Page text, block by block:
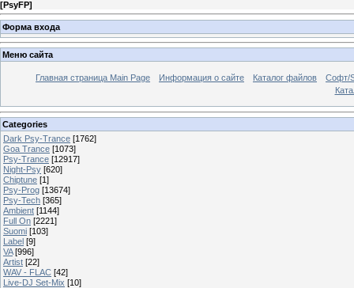
[PsyFP]
Форма входа
Меню сайта
Главная страница Main Page Информация о сайте Каталог файлов
Софт/
Categories
Dark Psy-Trance [1762]
Goa Trance [1073]
Psy-Trance [12917]
Night-Psy [620]
Chiptune [1]
Psy-Prog [13674]
Psy-Tech [365]
Ambient [1144]
Full On [2221]
Suomi [103]
Label [9]
VA [996]
Artist [22]
WAV - FLAC [42]
Live-DJ Set-Mix [10]